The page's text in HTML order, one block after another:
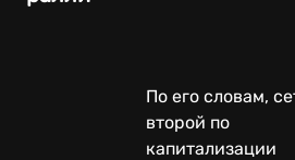
По его словам,
второй по
капитализации